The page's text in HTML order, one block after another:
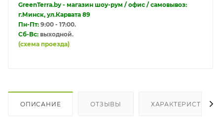
GreenTerra.by - магазин шоу-рум / офис / самовывоз:
г.Минск, ул.Карвата 89
Пн-Пт: 9:00 - 17:00.
Сб-Вс: выходной.
(схема проезда)
ОПИСАНИЕ ОТЗЫВЫ ХАРАКТЕРИСТИКИ